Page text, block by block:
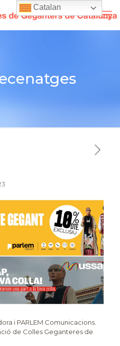
i PARLEM Comunicacions.
de Colles Geganteres de
Catalan